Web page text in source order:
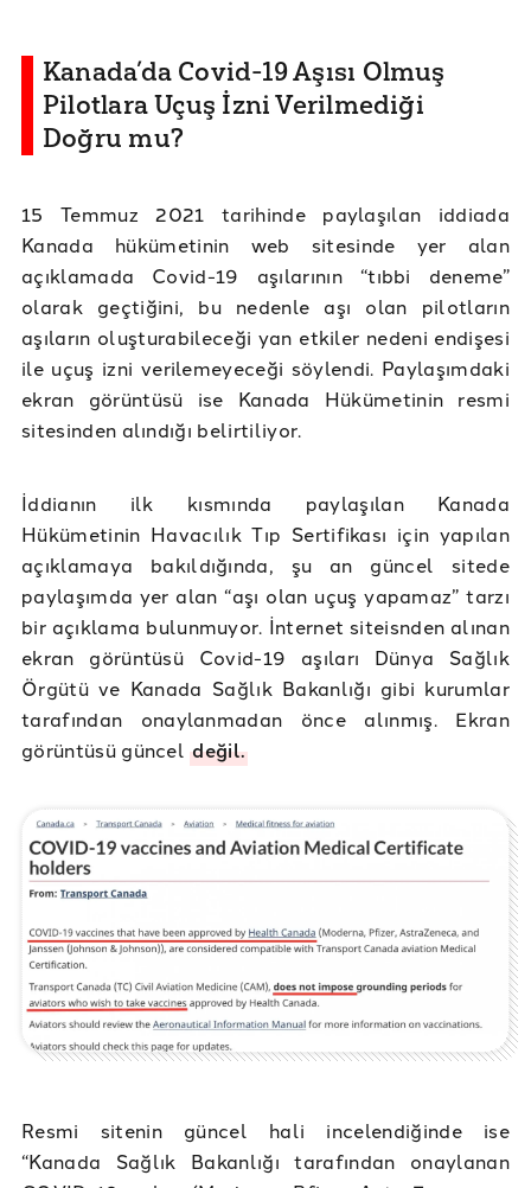
Kanada’da Covid-19 Aşısı Olmuş
Pilotlara Uçuş İzni Verilmediği
Doğru mu?
15 Temmuz 2021 tarihinde paylaşılan iddiada
Kanada hükümetinin web sitesinde yer alan
açıklamada Covid-19 aşılarının “tıbbi deneme”
olarak geçtiğini, bu nedenle aşı olan pilotların
aşıların oluşturabileceği yan etkiler nedeni endişesi
ile uçuş izni verilemeyeceği söylendi. Paylaşımdaki
ekran görüntüsü ise Kanada Hükümetinin resmi
sitesinden alındığı belirtiliyor.
İddianın ilk kısmında paylaşılan Kanada
Hükümetinin Havacılık Tıp Sertifikası için yapılan
açıklamaya bakıldığında, şu an güncel sitede
paylaşımda yer alan “aşı olan uçuş yapamaz” tarzı
bir açıklama bulunmuyor. İnternet siteisnden alınan
ekran görüntüsü Covid-19 aşıları Dünya Sağlık
Örgütü ve Kanada Sağlık Bakanlığı gibi kurumlar
tarafından onaylanmadan önce alınmış. Ekran
görüntüsü günceldeğil.
Resmi sitenin güncel hali incelendiğinde ise
“Kanada Sağlık Bakanlığı tarafından onaylanan